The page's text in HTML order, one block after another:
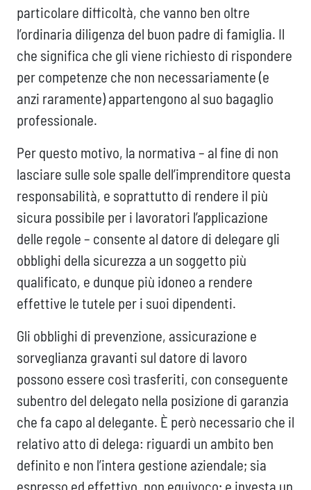
particolare difficoltà, che vanno ben oltre
l’ordinaria diligenza del buon padre di famiglia. Il
che significa che gli viene richiesto di rispondere
per competenze che non necessariamente (e
anzi raramente) appartengono al suo bagaglio
professionale.
Per questo motivo, la normativa – al fine di non
lasciare sulle sole spalle dell’imprenditore questa
responsabilità, e soprattutto di rendere il più
sicura possibile per i lavoratori l’applicazione
delle regole – consente al datore di delegare gli
obblighi della sicurezza a un soggetto più
qualificato, e dunque più idoneo a rendere
effettive le tutele per i suoi dipendenti.
Gli obblighi di prevenzione, assicurazione e
sorveglianza gravanti sul datore di lavoro
possono essere così trasferiti, con conseguente
subentro del delegato nella posizione di garanzia
che fa capo al delegante. È però necessario che il
relativo atto di delega: riguardi un ambito ben
definito e non l’intera gestione aziendale; sia
espresso ed effettivo, non equivoco; e investa un